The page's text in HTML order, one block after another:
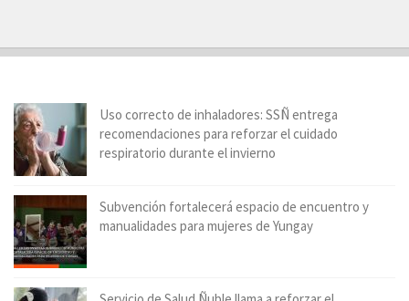
Uso correcto de inhaladores: SSÑ entrega
recomendaciones para reforzar el cuidado
respiratorio durante el invierno
Subvención fortalecerá espacio de encuentro y
manualidades para mujeres de Yungay